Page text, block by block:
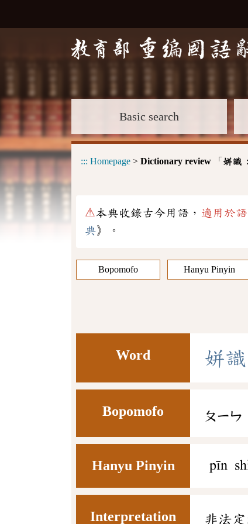
Basic search
::: Homepage > Dictionary review 「 姘識 :
⚠本典收錄古今用語， 適用於
典》。
Bopomofo Hanyu Pinyin
Word 姘識
Bopomofo ㄆㄧㄣ
Hanyu Pinyin pīn
Interpretation 非法